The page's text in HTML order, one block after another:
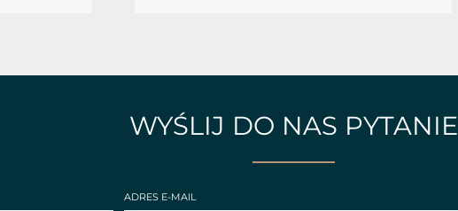
WYŚLIJ DO NAS PYTANIE
ADRES E-MAIL